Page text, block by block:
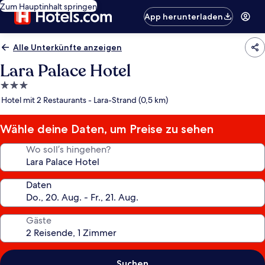
Zum Hauptinhalt springen
App herunterladen
Alle Unterkünfte anzeigen
Lara Palace Hotel
3.0-
Sterne-
Hotel mit 2 Restaurants - Lara-Strand (0,5 km)
Wähle deine Daten, um Preise zu sehen
Wo soll’s hingehen?
Daten
Gäste